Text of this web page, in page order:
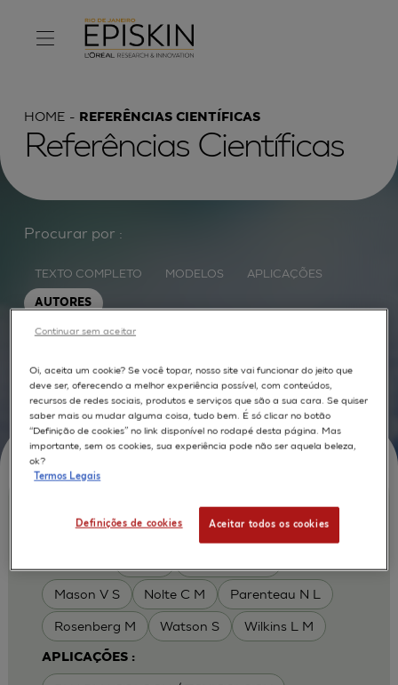
HOME REFERÊNCIAS CIENTÍFICAS
Referências Científicas
Procurar por :
TEXTO COMPLETO MODELOS APLICAÇÕES
AUTORES
Mason V S Nolte C M Parenteau N L
Rosenberg M Watson S Wilkins L M
APLICAÇÕES :
Epidermis generated in vitro: Practical
considerations and applications
Oi, aceita um cookie? Se você topar, nosso site vai funcionar do jeito que
deve ser, oferecendo a melhor experiência possível, com conteúdos,
recursos de redes sociais, produtos e serviços que são a sua cara. Se quiser
saber mais ou mudar alguma coisa, tudo bem. É só clicar no botão
“Definição de cookies” no link disponível no rodapé desta página. Mas
importante, sem os cookies, sua experiência pode não ser aquela beleza,
ok?
Termos Legais
Definições de cookies Aceitar todos os cookies
Continuar sem aceitar